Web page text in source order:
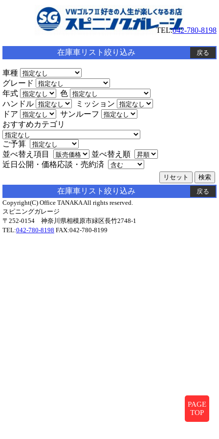
PAGE
TOP
TEL:042-780-8198
在庫車リスト絞り込み 戻る
車種
グレード
年式
色
ハンドル
ミッション
ドア
サンルーフ
おすすめカテゴリ
ご予算
並べ替え項目
並べ替え順
近日公開・価格応談・売約済
在庫車リスト絞り込み
戻る
Copyright(C) Office TANAKA All rights reserved.
スピニングガレージ
〒252-0154 神奈川県相模原市緑区長竹2748-1
TEL:042-780-8198 FAX:042-780-8199